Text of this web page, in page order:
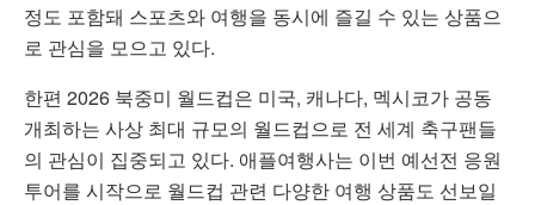
정도 포함돼 스포츠와 여행을 동시에 즐길 수 있는 상품으
로 관심을 모으고 있다.
한편 2026 북중미 월드컵은 미국, 캐나다, 멕시코가 공동
개최하는 사상 최대 규모의 월드컵으로 전 세계 축구팬들
의 관심이 집중되고 있다. 애플여행사는 이번 예선전 응원
투어를 시작으로 월드컵 관련 다양한 여행 상품도 선보일